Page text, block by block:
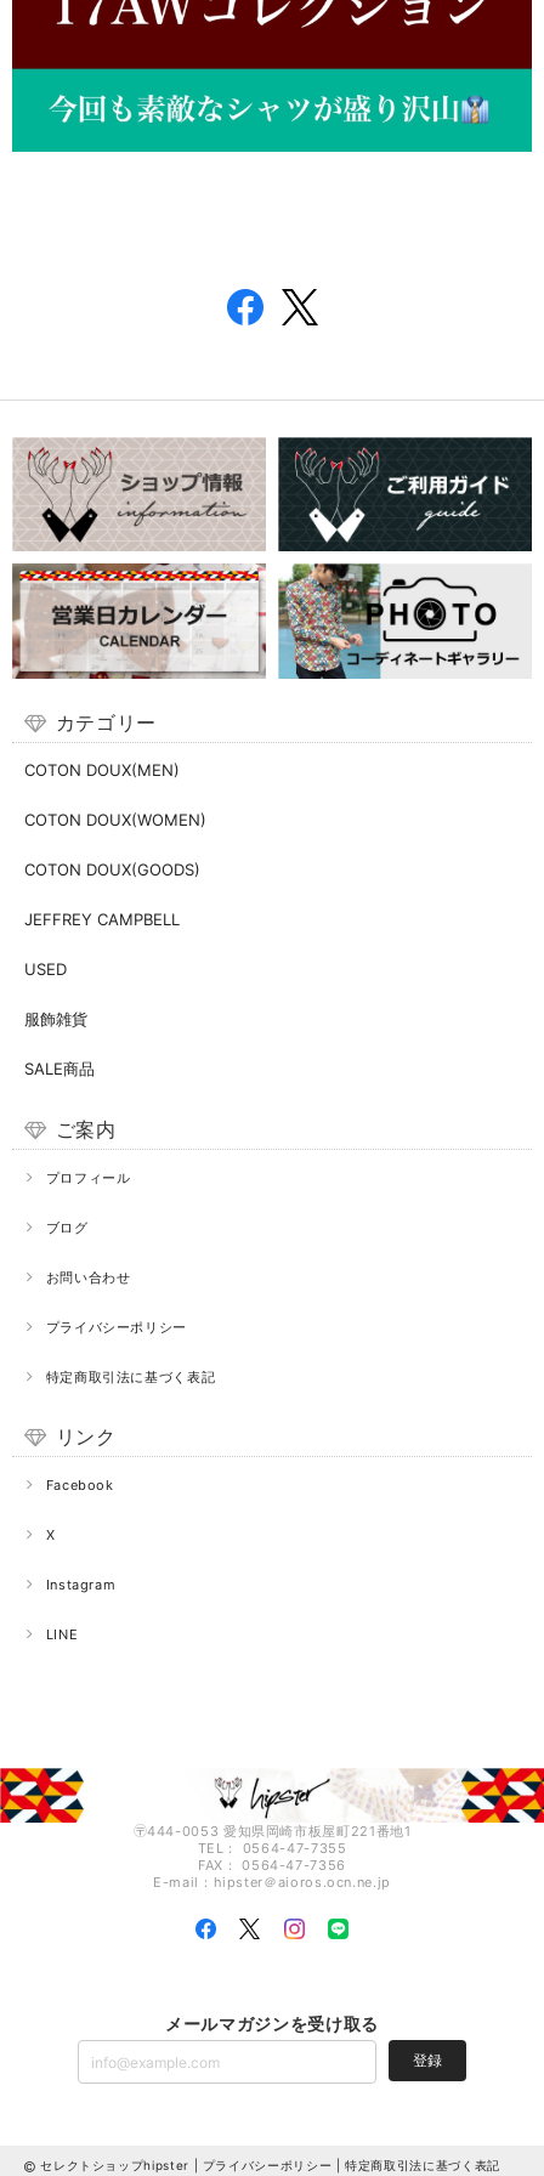
カテゴリー
COTON DOUX(MEN)
COTON DOUX(WOMEN)
COTON DOUX(GOODS)
JEFFREY CAMPBELL
USED
服飾雑貨
SALE商品
ご案内
プロフィール
ブログ
お問い合わせ
プライバシーポリシー
特定商取引法に基づく表記
リンク
Facebook
X
Instagram
LINE
〶444-0053 愛知県岡崎市板屋町221番地1
TEL： 0564-47-7355
FAX： 0564-47-7356
E-mail：hipster＠aioros.ocn.ne.jp
メールマガジンを受け取る
登録
セレクトショップhipster | プライバシーポリシー |特定商取引法に基づく表記